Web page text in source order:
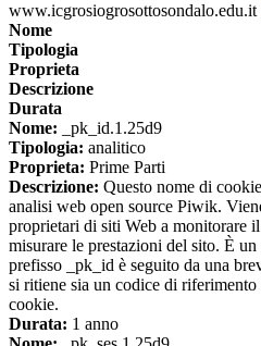
www.icgrosiogrosottosondalo.edu.it
Nome
Tipologia
Proprieta
Descrizione
Durata
Nome: _pk_id.1.25d9
Tipologia: analitico
Proprieta: Prime Parti
Descrizione: Questo nome di
analisi web open source Piwik.
proprietari di siti Web a monitorare
misurare le prestazioni del sito. È
prefisso _pk_id è seguito da una
si ritiene sia un codice di
cookie.
Durata: 1 anno